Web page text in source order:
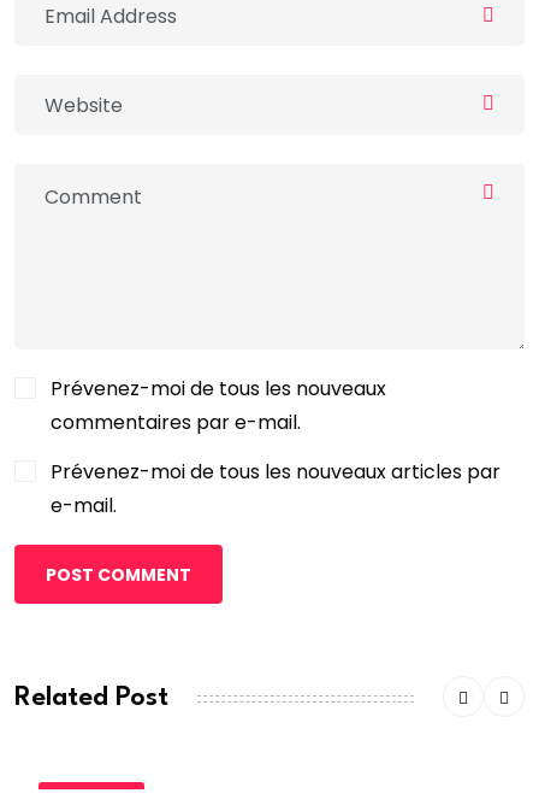
Prévenez-moi de tous les nouveaux
commentaires par e-mail.
Prévenez-moi de tous les nouveaux articles par
e-mail.
POST COMMENT
Related Post